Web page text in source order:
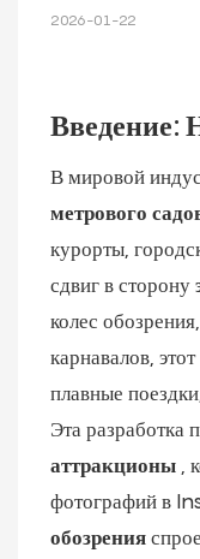
2026-01-22
Введение:
В мировой
метрового
курорты,
сдвиг в сторону
колес
карнавалов,
плавные
Эта разработка
аттракционы,
фотографий в
обозрения